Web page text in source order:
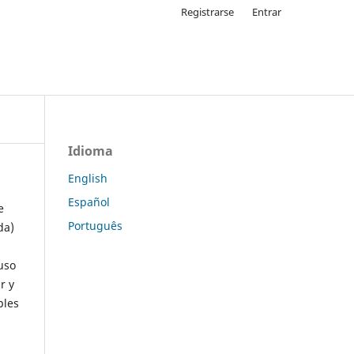
Registrarse Entrar
y
Idioma
English
Español
Português